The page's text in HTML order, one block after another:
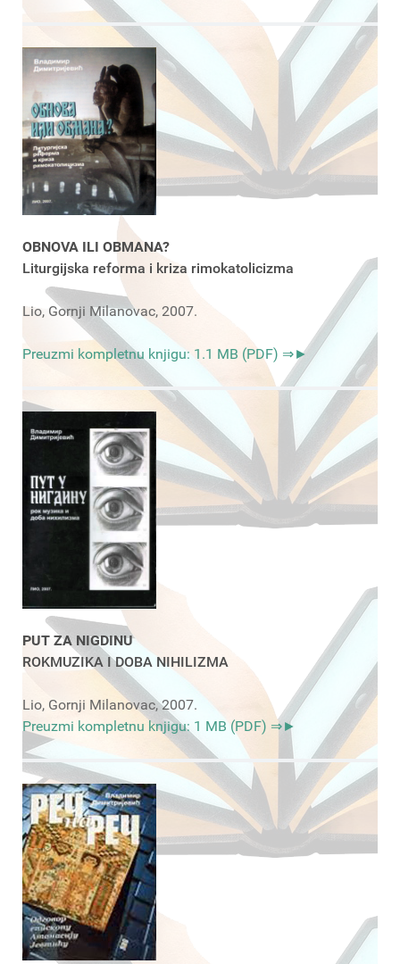
OBNOVA ILI OBMANA?
Liturgijska reforma i kriza rimokatolicizma
Lio, Gornji Milanovac, 2007.
Preuzmi kompletnu knjigu: 1.1 MB (PDF) ⇒►
PUT ZA NIGDINU
ROKMUZIKA I DOBA NIHILIZMA
Lio, Gornji Milanovac, 2007.
Preuzmi kompletnu knjigu: 1 MB (PDF) ⇒►